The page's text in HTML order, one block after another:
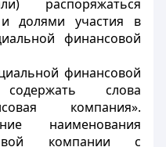
распоряжаться
долями участия в
финансовой
финансовой
слова
компания».
наименования
компании с